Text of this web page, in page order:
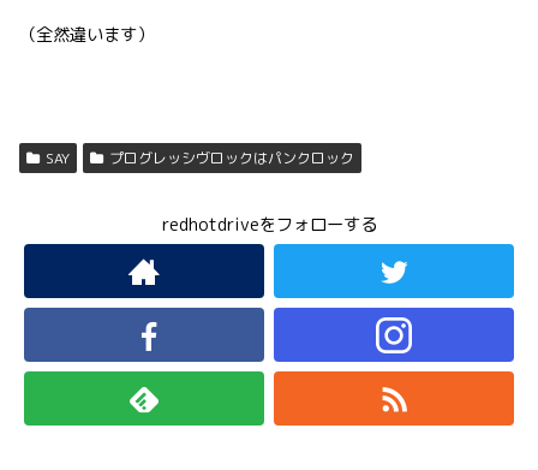
（全然違います）
SAY プログレッシヴロックはパンクロック
redhotdriveをフォローする